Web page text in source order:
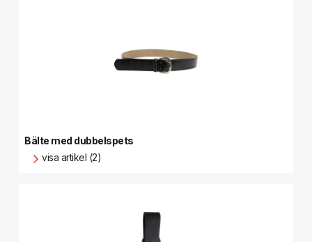
Bälte med dubbelspets
visa artikel (2)